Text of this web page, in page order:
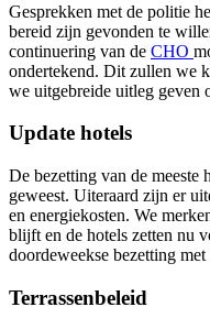
Gesprekken met de politie
bereid zijn gevonden te
continuering van de CHO
ondertekend. Dit zullen we
we uitgebreide uitleg geven
Update hotels
De bezetting van de meeste
geweest. Uiteraard zijn er
en energiekosten. We
blijft en de hotels zetten nu
doordeweekse bezetting
Terrassenbeleid